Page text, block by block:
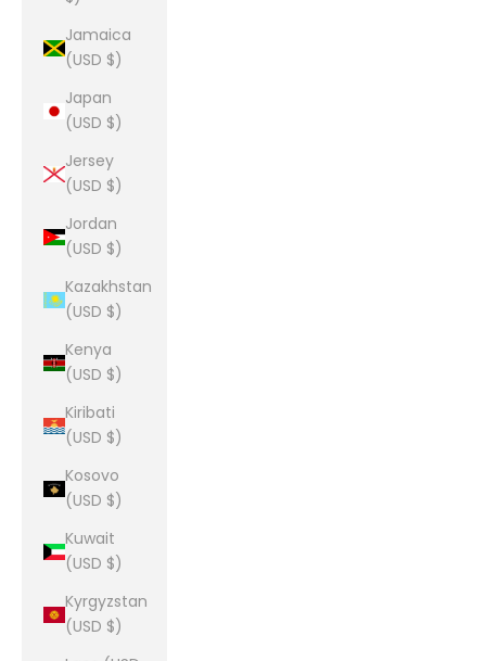
Jamaica
(USD $)
Japan
(USD $)
Jersey
(USD $)
Jordan
(USD $)
Kazakhstan
(USD $)
Kenya
(USD $)
Kiribati
(USD $)
Kosovo
(USD $)
Kuwait
(USD $)
Kyrgyzstan
(USD $)